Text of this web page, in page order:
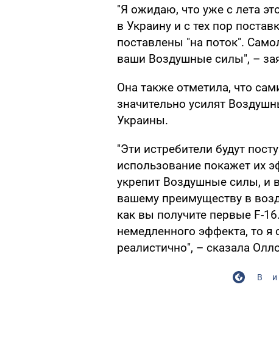
"Я ожидаю, что уже с лета
в Украину и с тех пор
поставлены "на поток".
ваши Воздушные силы", –
Она также отметила, что
значительно усилят
Украины.
"Эти истребители будут
использование покажет их
укрепит Воздушные силы, и
вашему преимуществу в
как вы получите первые F-
немедленного эффекта, то я
реалистично", – сказала